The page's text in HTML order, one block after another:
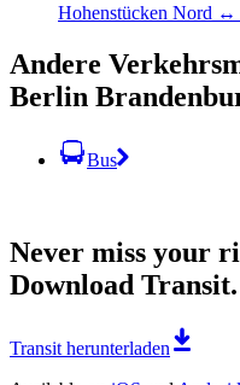
Hohenstücken Nord
Andere
Berlin
Bus
Never miss your
Download Transit.
Transit herunterladen